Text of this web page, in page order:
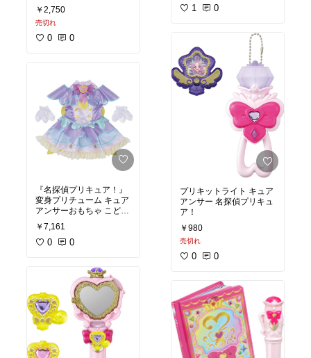
￥2,750
売切れ
0 0
『名探偵プリキュア！』
変身プリチューム キュア
アンサーおもちゃ こども
￥7,161
0 0
1 0
プリキットライト キュア
アンサー 名探偵プリキュ
ア！
￥980
売切れ
0 0